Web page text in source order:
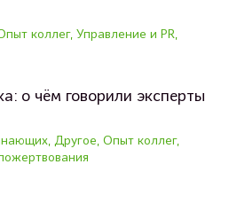
коллег, Управление и PR,
о чём говорили эксперты
Другое, Опыт коллег,